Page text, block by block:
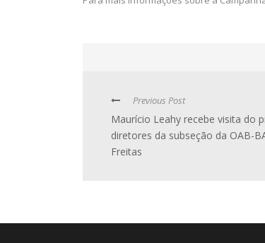
Previous Post
Maurício Leahy recebe visita do
diretores da subseção da OAB-
Freitas